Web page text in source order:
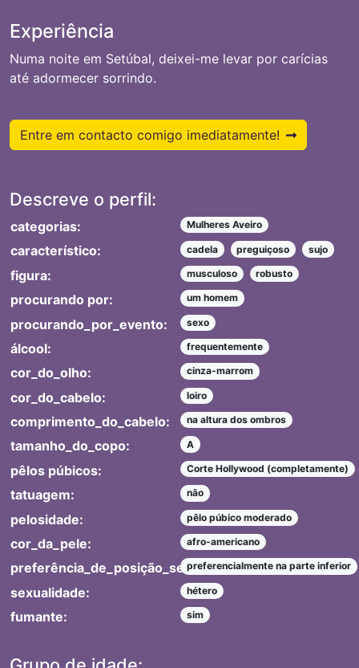
Experiência
Numa noite em Setúbal, deixei-me levar por carícias
até adormecer sorrindo.
Entre em contacto comigo imediatamente!
Descreve o perfil:
categorias: Mulheres Aveiro
característico: cadela preguiçoso sujo
figura: musculoso robusto
procurando por: um homem
procurando_por_evento: sexo
álcool: frequentemente
cor_do_olho: cinza-marrom
cor_do_cabelo: loiro
comprimento_do_cabelo: na altura dos ombros
tamanho_do_copo: A
pêlos púbicos: Corte Hollywood (completamente)
tatuagem: não
pelosidade: pêlo púbico moderado
cor_da_pele: afro-americano
preferência_de_posição_sexual:preferencialmente na parte inferior
sexualidade: hétero
fumante: sim